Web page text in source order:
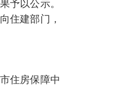
予以公示。
住建部门，
住房保障中